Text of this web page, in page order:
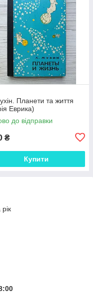
Планети та життя
Еврика)
до відправки
₴
Купити